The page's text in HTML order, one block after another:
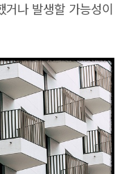
거나 발생할 가능성이